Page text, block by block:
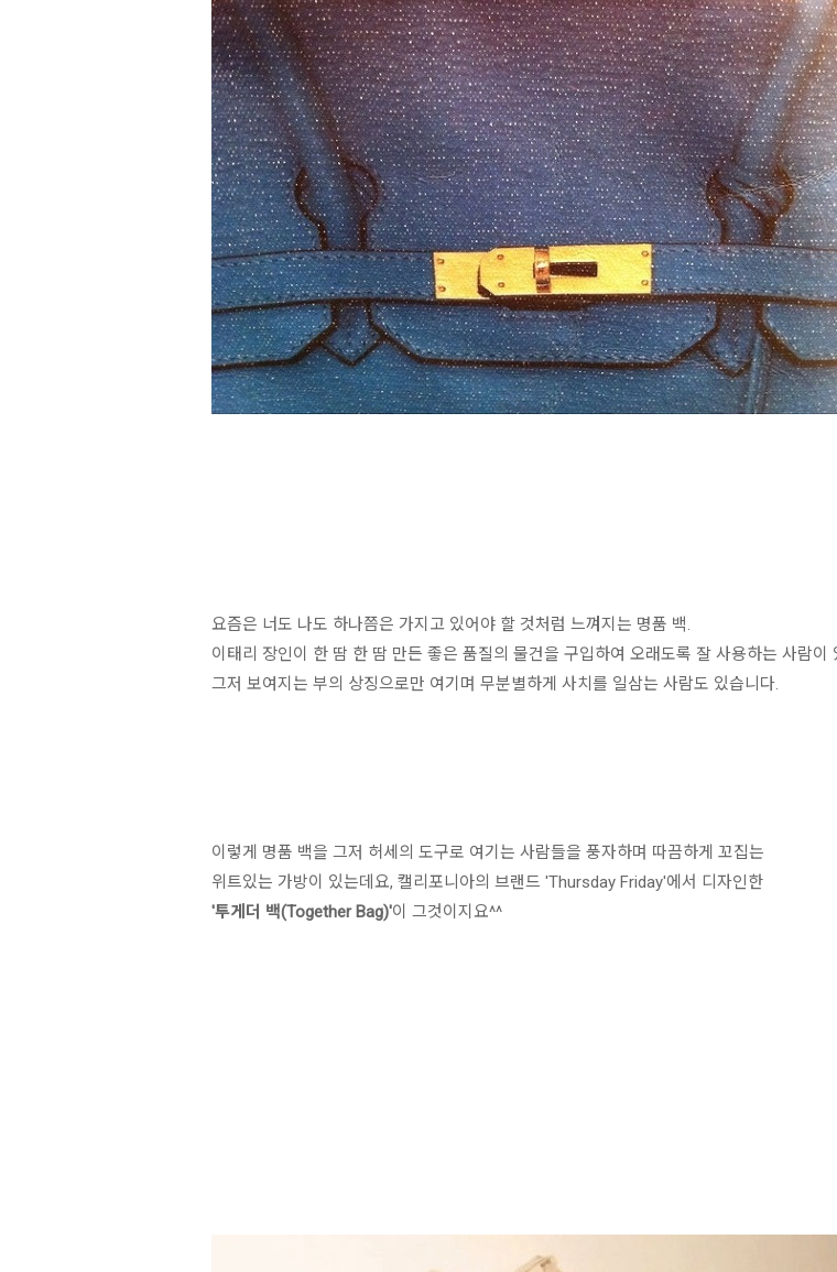
요즘은 너도 나도 하나쯤은 가지고 있어야 할 것처럼 느껴지는 명품 백.
이태리 장인이 한 땀 한 땀 만든 좋은 품질의 물건을 구입하여 오래도록 잘 사용하는 사람이
그저 보여지는 부의 상징으로만 여기며 무분별하게 사치를 일삼는 사람도 있습니다.
이렇게 명품 백을 그저 허세의 도구로 여기는 사람들을 풍자하며 따끔하게 꼬집는
위트있는 가방이 있는데요, 캘리포니아의 브랜드 'Thursday Friday'에서 디자인한
'투게더 백(Together Bag)'이 그것이지요^^